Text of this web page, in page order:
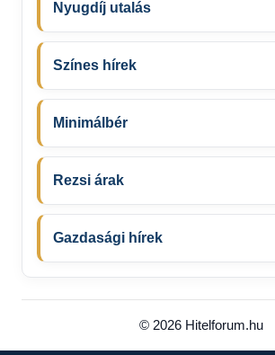
Nyugdíj utalás
Színes hírek
Minimálbér
Rezsi árak
Gazdasági hírek
© 2026 Hitelforum.hu